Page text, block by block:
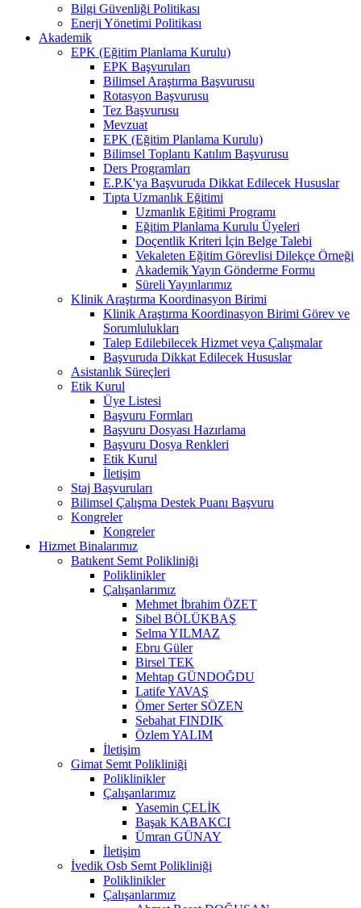
Bilgi Güvenliği Politikası
Enerji Yönetimi Politikası
Akademik
EPK (Eğitim Planlama Kurulu)
EPK Başvuruları
Bilimsel Araştırma Başvurusu
Rotasyon Başvurusu
Tez Başvurusu
Mevzuat
EPK (Eğitim Planlama Kurulu)
Bilimsel Toplantı Katılım Başvurusu
Ders Programları
E.P.K'ya Başvuruda Dikkat Edilecek Hususlar
Tıpta Uzmanlık Eğitimi
Uzmanlık Eğitimi Programı
Eğitim Planlama Kurulu Üyeleri
Doçentlik Kriteri İçin Belge Talebi
Vekaleten Eğitim Görevlisi Dilekçe Örneği
Akademik Yayın Gönderme Formu
Süreli Yayınlarımız
Klinik Araştırma Koordinasyon Birimi
Klinik Araştırma Koordinasyon Birimi Görev ve
Sorumlulukları
Talep Edilebilecek Hizmet veya Çalışmalar
Başvuruda Dikkat Edilecek Hususlar
Asistanlık Süreçleri
Etik Kurul
Üye Listesi
Başvuru Formları
Başvuru Dosyası Hazırlama
Başvuru Dosya Renkleri
Etik Kurul
İletişim
Staj Başvuruları
Bilimsel Çalışma Destek Puanı Başvuru
Kongreler
Kongreler
Hizmet Binalarımız
Batıkent Semt Polikliniği
Poliklinikler
Çalışanlarımız
Mehmet İbrahim ÖZET
Sibel BÖLÜKBAŞ
Selma YILMAZ
Ebru Güler
Birsel TEK
Mehtap GÜNDOĞDU
Latife YAVAŞ
Ömer Serter SÖZEN
Sebahat FINDIK
Özlem YALIM
İletişim
Gimat Semt Polikliniği
Poliklinikler
Çalışanlarımız
Yasemin ÇELİK
Başak KABAKCI
Ümran GÜNAY
İletişim
İvedik Osb Semt Polikliniği
Poliklinikler
Çalışanlarımız